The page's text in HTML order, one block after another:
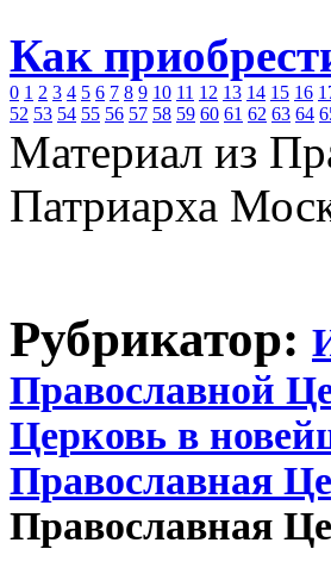
Как
0 1 2 3 4 5 6 7 8 9 10 11 12 13 14 15 16
52 53 54 55 56 57 58 59 60 61 62 63 64
Материал из
Патриарха
Рубрикатор:
Православной
Церковь в
Православная
Православная